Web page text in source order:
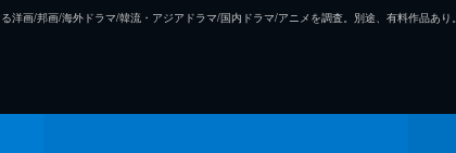
画/邦画/海外ドラマ/韓流・アジアドラマ/国内ドラマ/アニメを調査。別途、有料作品あり。